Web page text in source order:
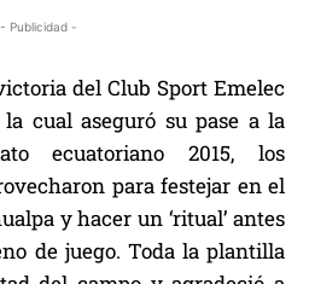
- Publicidad -
del Club Sport Emelec
cual aseguró su pase a la
ecuatoriano 2015, los
para festejar en el
y hacer un ‘ritual’ antes
de juego. Toda la plantilla